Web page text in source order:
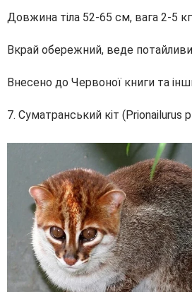
Довжина тіла 52-65 см, вага 2-5
Вкрай обережний, веде
Внесено до Червоної книги та
7. Суматранський кіт (Prionailurus